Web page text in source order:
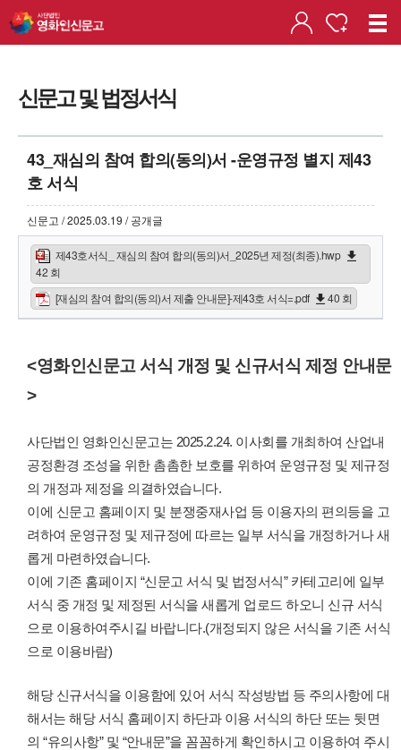
신문고 및 법정서식
43_재심의 참여 합의(동의)서 -운영규정 별지 제43
호 서식
신문고 / 2025.03.19 / 공개글
제43호서식_ 재심의 참여 합의(동의)서_2025년 제정(최종).hwp
42 회
[재심의 참여 합의(동의)서 제출 안내문]-제43호 서식=.pdf
40 회
<영화인신문고 서식 개정 및 신규서식 제정 안내문
>
사단법인 영화인신문고는 2025.2.24. 이사회를 개최하여 산업내
공정환경 조성을 위한 촘촘한 보호를 위하여 운영규정 및 제규정
의 개정과 제정을 의결하였습니다.
이에 신문고 홈페이지 및 분쟁중재사업 등 이용자의 편의등을 고
려하여 운영규정 및 제규정에 따르는 일부 서식을 개정하거나 새
롭게 마련하였습니다.
이에 기존 홈페이지 “신문고 서식 및 법정서식” 카테고리에 일부
서식 중 개정 및 제정된 서식을 새롭게 업로드 하오니 신규 서식
으로 이용하여주시길 바랍니다.(개정되지 않은 서식을 기존 서식
으로 이용바람)
해당 신규서식을 이용함에 있어 서식 작성방법 등 주의사항에 대
해서는 해당 서식 홈페이지 하단과 이용 서식의 하단 또는 뒷면
의 “유의사항” 및 “안내문”을 꼼꼼하게 확인하시고 이용하여 주시